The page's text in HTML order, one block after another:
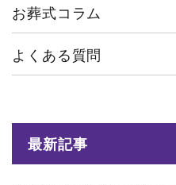
お葬式コラム
よくある質問
最新記事